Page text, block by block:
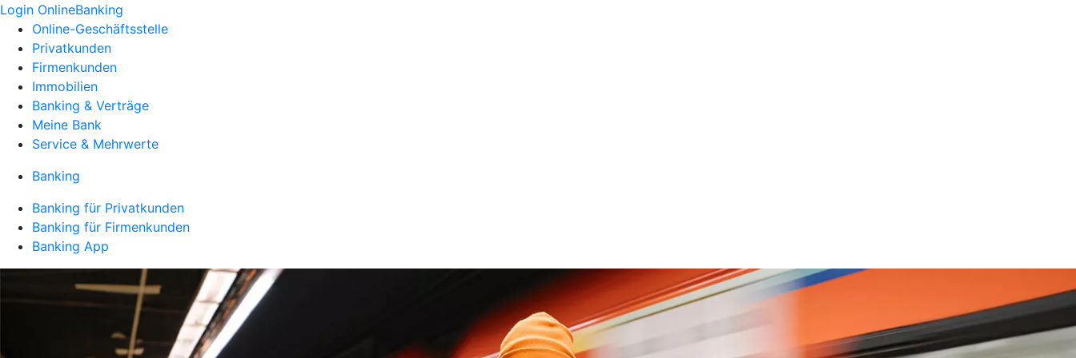
Login OnlineBanking
Online-Geschäftsstelle
Privatkunden
Firmenkunden
Immobilien
Banking & Verträge
Meine Bank
Service & Mehrwerte
Banking
Banking für Privatkunden
Banking für Firmenkunden
Banking App